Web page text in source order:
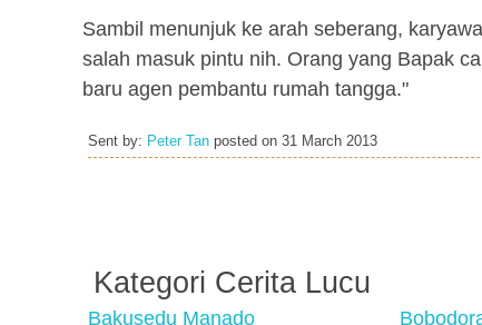
Sambil menunjuk ke arah seberang,
salah masuk pintu nih. Orang yang Bapak
baru agen pembantu rumah tangga."
Sent by: Peter Tan posted on 31 March 2013
Kategori Cerita Lucu
Bakusedu Manado